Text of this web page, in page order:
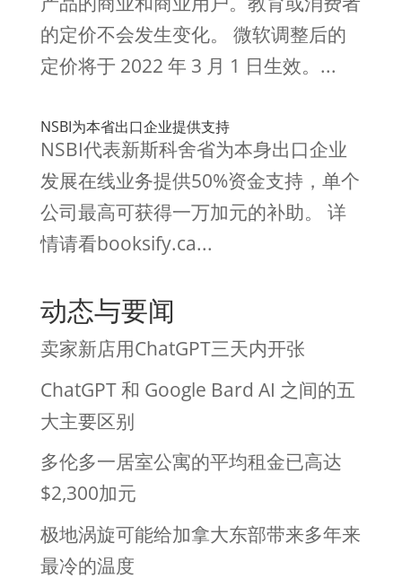
的定价不会发生变化。 微软调整后的
定价将于 2022 年 3 月 1 日生效。...
NSBI为本省出口企业提供支持
NSBI代表新斯科舍省为本身出口企业
发展在线业务提供50%资金支持，单个
公司最高可获得一万加元的补助。 详
情请看booksify.ca...
动态与要闻
卖家新店用ChatGPT三天内开张
ChatGPT 和 Google Bard AI 之间的五
大主要区别
多伦多一居室公寓的平均租金已高达
$2,300加元
极地涡旋可能给加拿大东部带来多年来
最冷的温度